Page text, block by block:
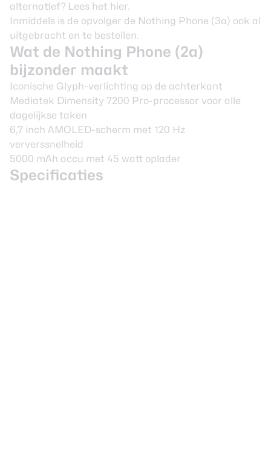
alternatief? Lees het hier.
Inmiddels is de opvolger de Nothing Phone (3a) ook al
uitgebracht en te bestellen.
Wat de Nothing Phone (2a)
bijzonder maakt
Iconische Glyph-verlichting op de achterkant
Mediatek Dimensity 7200 Pro-processor voor alle
dagelijkse taken
6,7 inch AMOLED-scherm met 120 Hz
ververssnelheid
5000 mAh accu met 45 watt oplader
Specificaties